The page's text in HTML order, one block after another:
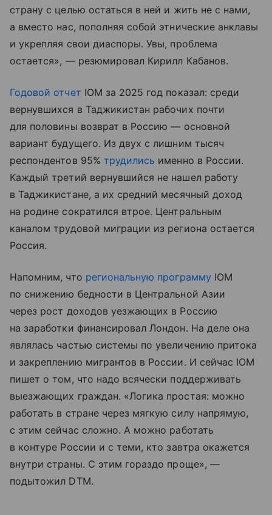
страну с целью остаться в ней и жить не с нами,
а вместо нас, пополняя собой этнические анклавы
и укрепляя свои диаспоры. Увы, проблема
остается», — резюмировал Кирилл Кабанов.
Годовой отчет IOM за 2025 год показал: среди
вернувшихся в Таджикистан рабочих почти
для половины возврат в Россию — основной
вариант будущего. Из двух с лишним тысяч
респондентов 95% трудились именно в России.
Каждый третий вернувшийся не нашел работу
в Таджикистане, а их средний месячный доход
на родине сократился втрое. Центральным
каналом трудовой миграции из региона остается
Россия.
Напомним, что региональную программу IOM
по снижению бедности в Центральной Азии
через рост доходов уезжающих в Россию
на заработки финансировал Лондон. На деле она
являлась частью системы по увеличению притока
и закреплению мигрантов в России. И сейчас IOM
пишет о том, что надо всячески поддерживать
выезжающих граждан. «Логика простая: можно
работать в стране через мягкую силу напрямую,
с этим сейчас сложно. А можно работать
в контуре России и с теми, кто завтра окажется
внутри страны. С этим гораздо проще», —
подытожил DTM.